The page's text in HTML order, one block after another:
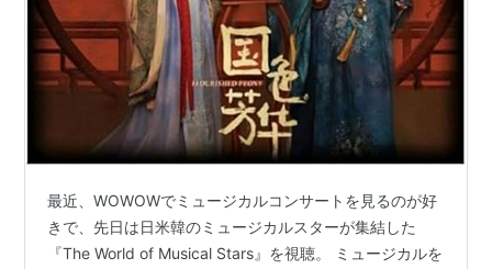
最近、WOWOWでミュージカルコンサートを見るのが好
きで、先日は日米韓のミュージカルスターが集結した
『The World of Musical Stars』を視聴。 ミュージカルを